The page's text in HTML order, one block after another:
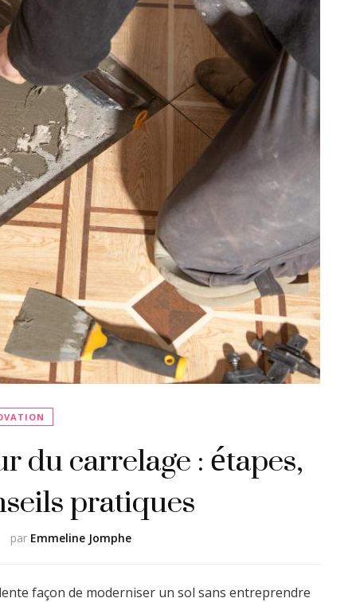
du carrelage : étapes,
pratiques
par Emmeline Jomphe
façon de moderniser un sol sans entreprendre